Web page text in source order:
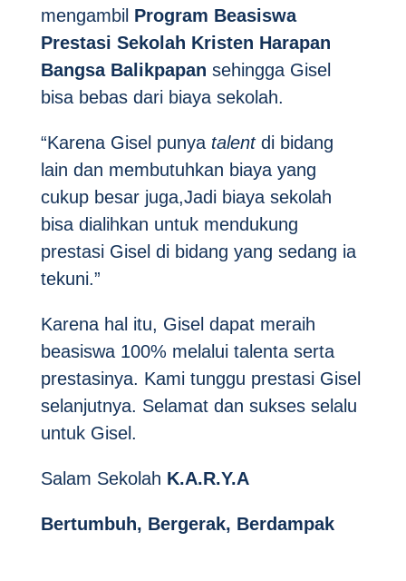
mengambil Program Beasiswa
Prestasi Sekolah Kristen Harapan
Bangsa Balikpapan sehingga Gisel
bisa bebas dari biaya sekolah.
“Karena Gisel punya talentdi bidang
lain dan membutuhkan biaya yang
cukup besar juga,Jadi biaya sekolah
bisa dialihkan untuk mendukung
prestasi Gisel di bidang yang sedang ia
tekuni.”
Karena hal itu, Gisel dapat meraih
beasiswa 100% melalui talenta serta
prestasinya. Kami tunggu prestasi Gisel
selanjutnya. Selamat dan sukses selalu
untuk Gisel.
Salam Sekolah K.A.R.Y.A
Bertumbuh, Bergerak, Berdampak